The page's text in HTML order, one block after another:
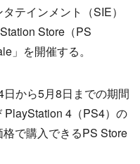
テインメント（SIE）
Store（PS
」を開催する。
から5月8日までの期間
4（PS4）の
で購入できるPS Store